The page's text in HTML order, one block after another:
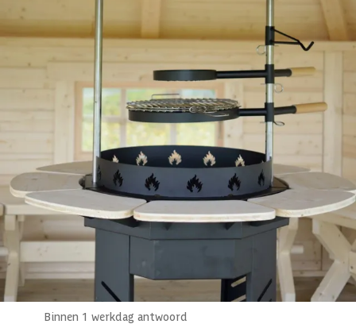
Azalp artikelcode
EAN-code 1007046974103
bij TrustedShops
Luxe assortiment tegen scherpe prijzen
We maken het betaalbaar.
076 - 80 801 24
Direct antwoord
Chat met ons
Stel direct je vraag
Klantenservice
Binnen 1 werkdag antwoord